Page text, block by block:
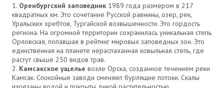
Оренбургский заповедник1989 года размером в 217
квадратных км. Это сочетание Русской равнины, озер, рек,
Уральских хребтов, Тургайской возвышенности. Это гордость
региона. На огромной территории сохранилась уникальная степь
Орловская, попавшая в рейтинг мировых заповедных зон. Это
единственная на планете нераспаханная ковыльная степь, где
растут свыше 250 видов трав.
Камсакское ущелье возле Орска, созданное течением реки
Камсак. Спокойные заводи сменяют бурлящие потоки. Скалы